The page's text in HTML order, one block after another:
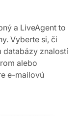
a LiveAgent to
Vyberte si, či
databázy znalostí
alebo
e-mailovú